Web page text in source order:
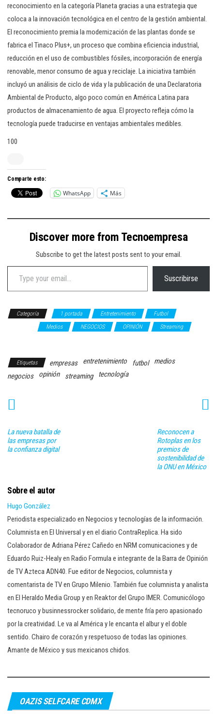
reconocimiento en la categoría Planeta gracias a una estrategia que
coloca a la innovación tecnológica en el centro de la gestión ambiental.
El reconocimiento premia la modernización de las plantas donde se
fabrica el Tinaco Plus+, un proceso que combina eficiencia industrial,
reducción en el uso de combustibles fósiles, incorporación de energía
renovable, menor consumo de agua y reciclaje. La iniciativa también
incluyó un análisis de ciclo de vida y la publicación de una Declaratoria
Ambiental de Producto, algo poco común en América Latina para
productos de almacenamiento de agua. El proyecto refleja cómo la
tecnología puede traducirse en ventajas ambientales medibles.
100
Comparte esto:
WhatsApp Más
Discover more from Tecnoempresa
Subscribe to get the latest posts sent to your email.
Type your email…
Suscribirse
Categoría 1 portada Entretenimiento Futbol
Medios NEGOCIOS OPINIÓN
Streaming
Etiquetas empresas entretenimiento futbol
medios
negocios
opinión streaming tecnología
La nueva batalla de
las empresas por
la confianza digital
Reconocen a
Rotoplas en los
premios de
sostenibilidad de
la ONU en México
Sobre el autor
Hugo González
Periodista especializado en Negocios y tecnologías de la información.
Columnista en El Universal y en el diario ContraReplica. Ha sido
Colaborador de Adriana Pérez Cañedo en NRM comunicaciones y de
Eduardo Ruiz-Healy en Radio Formula e integrante de la Barra de Opinión
de TV Azteca ADN40. Fue editor de Negocios, columnista y
comentarista de TV en Grupo Milenio. También fue columnista y analista
en El Heraldo Media Group y en Reaktor del Grupo IMER. Comunicólogo
tecnoruco y businnessrocker solidario, de mente fría pero apasionado
por la creatividad. Le va al América y le encanta el albur y el doble
sentido. Chairo de corazón y respetuoso de todas las opiniones.
Amante de México y sus mexicanos chidos.
OAZIS SELFCARE CDMX